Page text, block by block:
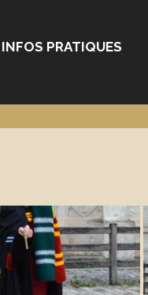
INFOS PRATIQUES